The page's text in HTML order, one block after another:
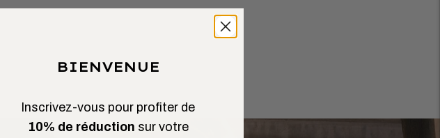
BIENVENUE
Inscrivez-vous pour profiter de
10% de réduction sur votre